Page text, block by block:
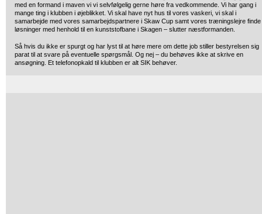
med en formand i maven vi vi selvfølgelig gerne høre fra vedkommende. Vi har gang i
mange ting i klubben i øjeblikket. Vi skal have nyt hus til vores vaskeri, vi skal i
samarbejde med vores samarbejdspartnere i Skaw Cup samt vores træningslejre finde
løsninger med henhold til en kunststofbane i Skagen – slutter næstformanden.
Så hvis du ikke er spurgt og har lyst til at høre mere om dette job stiller bestyrelsen sig
parat til at svare på eventuelle spørgsmål. Og nej – du behøves ikke at skrive en
ansøgning. Et telefonopkald til klubben er alt SIK behøver.